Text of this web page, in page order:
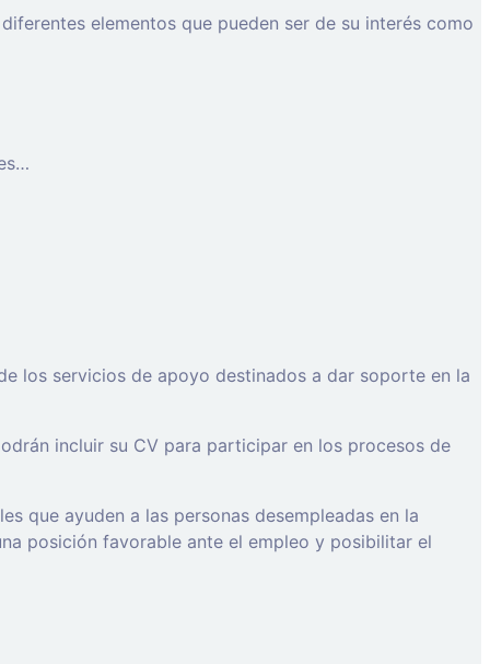
elementos que pueden ser de su interés como
los servicios de apoyo destinados a dar soporte en la
incluir su CV para participar en los procesos de
que ayuden a las personas desempleadas en la
posición favorable ante el empleo y posibilitar el